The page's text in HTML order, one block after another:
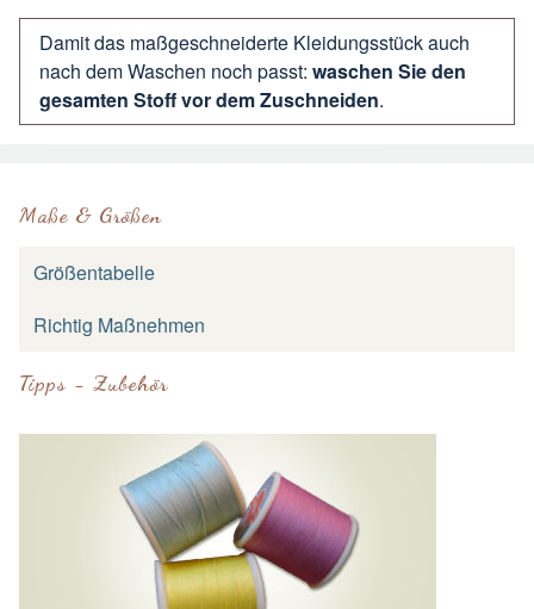
Damit das maßgeschneiderte Kleidungsstück auch
nach dem Waschen noch passt: waschen Sie den
gesamten Stoff vor dem Zuschneiden.
Maße & Größen
Größentabelle
Richtig Maßnehmen
Tipps - Zubehör